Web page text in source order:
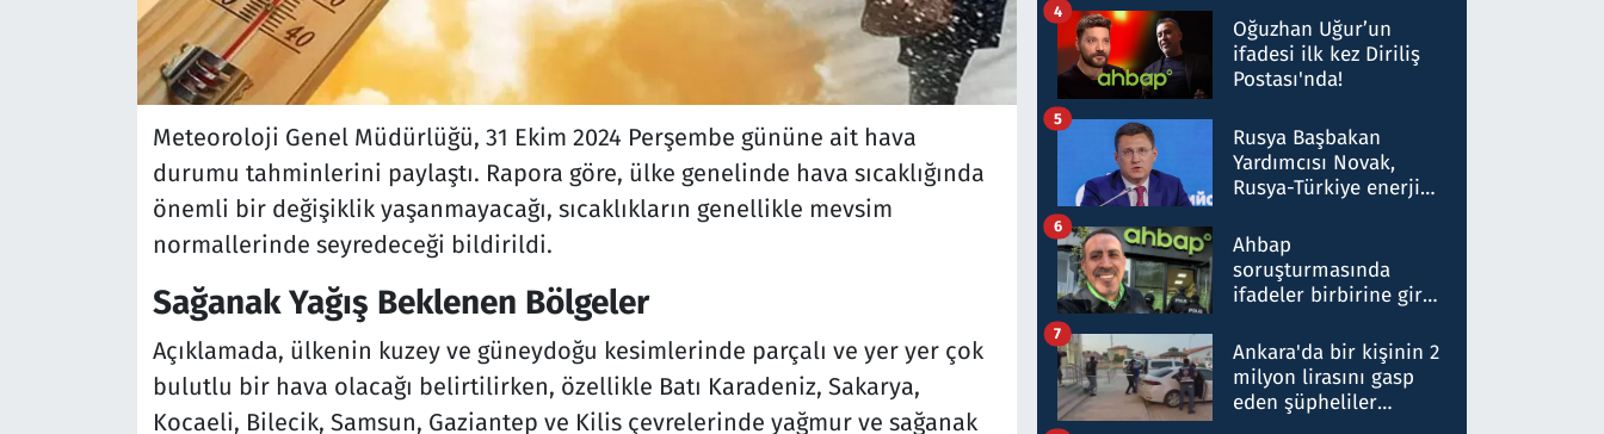
Meteoroloji Genel Müdürlüğü, 31 Ekim 2024 Perşembe gününe ait hava
durumu tahminlerini paylaştı. Rapora göre, ülke genelinde hava sıcaklığında
önemli bir değişiklik yaşanmayacağı, sıcaklıkların genellikle mevsim
normallerinde seyredeceği bildirildi.
Sağanak Yağış Beklenen Bölgeler
Açıklamada, ülkenin kuzey ve güneydoğu kesimlerinde parçalı ve yer yer çok
bulutlu bir hava olacağı belirtilirken, özellikle Batı Karadeniz, Sakarya,
Kocaeli, Bilecik, Samsun, Gaziantep ve Kilis çevrelerinde yağmur ve sağanak
Oğuzhan Uğur’un
ifadesi ilk kez Diriliş
Postası'nda!
4
Rusya Başbakan
Yardımcısı Novak,
Rusya-Türkiye enerji
nitelikte olduğunu
belirtti
5
Ahbap
soruşturmasında
ifadeler birbirine girdi:
ifadelerinden ortaya
çıkan tablo şok etti
6
Ankara'da bir kişinin 2
milyon lirasını gasp
eden şüpheliler
7